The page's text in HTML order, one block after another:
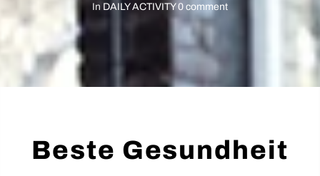
In DAILY ACTIVITY 0 comment
Beste Gesundheit